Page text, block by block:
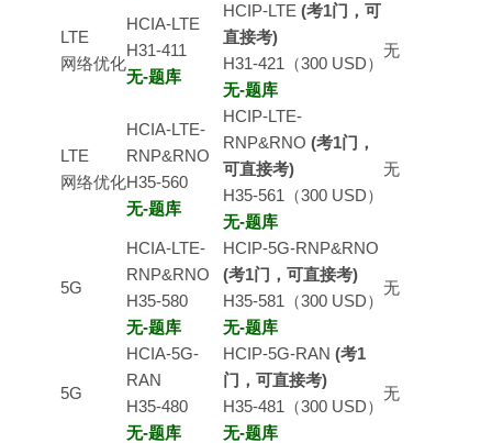
LTE
网络优化
HCIA-LTE
H31-411
无-题库
HCIP-LTE (考1门，可
直接考)
H31-421（300 USD）
无-题库
无
LTE
网络优化
HCIA-LTE-
RNP&RNO
H35-560
无-题库
HCIP-LTE-
RNP&RNO (考1门，
可直接考)
H35-561（300 USD）
无-题库
无
5G
HCIA-LTE-
RNP&RNO
H35-580
无-题库
HCIP-5G-RNP&RNO
(考1门，可直接考)
H35-581（300 USD）
无-题库
无
5G
HCIA-5G-
RAN
H35-480
无-题库
HCIP-5G-RAN (考1
门，可直接考)
H35-481（300 USD）
无-题库
无